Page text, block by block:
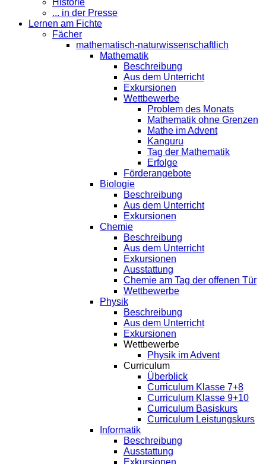
Historie
... in der Presse
Lernen am Fichte
Fächer
mathematisch-naturwissenschaftlich
Mathematik
Beschreibung
Aus dem Unterricht
Exkursionen
Wettbewerbe
Problem des Monats
Mathematik ohne Grenzen
Mathe im Advent
Kanguru
Tag der Mathematik
Erfolge
Förderangebote
Biologie
Beschreibung
Aus dem Unterricht
Exkursionen
Chemie
Beschreibung
Aus dem Unterricht
Exkursionen
Ausstattung
Chemie am Tag der offenen Tür
Wettbewerbe
Physik
Beschreibung
Aus dem Unterricht
Exkursionen
Wettbewerbe
Physik im Advent
Curriculum
Überblick
Curriculum Klasse 7+8
Curriculum Klasse 9+10
Curriculum Basiskurs
Curriculum Leistungskurs
Informatik
Beschreibung
Ausstattung